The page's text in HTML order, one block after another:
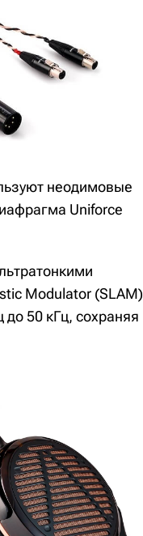
неодимовые
Uniforce
Modulator (SLAM)
до 50 кГц, сохраняя